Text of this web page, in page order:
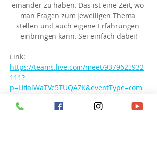
einander zu haben. Das ist eine Zeit, wo
man Fragen zum jeweiligen Thema
stellen und auch eigene Erfahrungen
einbringen kann. Sei einfach dabei!
Link:
https://teams.live.com/meet/9379623932
111?
p=LlflalWaTVc5TUQA7K&eventType=com